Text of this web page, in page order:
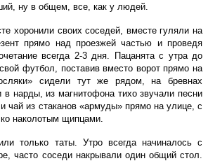
ну в общем, все, как у людей.
хоронили своих соседей, вместе гуляли на
прямо над проезжей частью и проведя
всегда 2-3 дня. Пацанята с утра до
футбол, поставив вместо ворот прямо на
сидели тут же рядом, на бревнах
в нарды, из магнитофона тихо звучали песни
чай из стаканов «армуды» прямо на улице, с
наколотым щипцами.
только таты. Утро всегда начиналось с
часто соседи накрывали один общий стол.